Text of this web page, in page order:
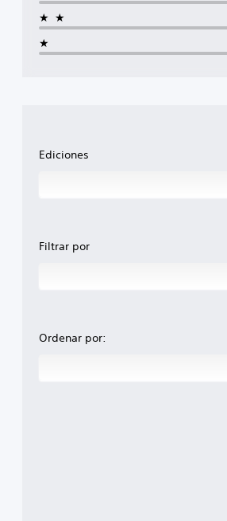
★★
★
Ediciones
Filtrar por
Ordenar por: